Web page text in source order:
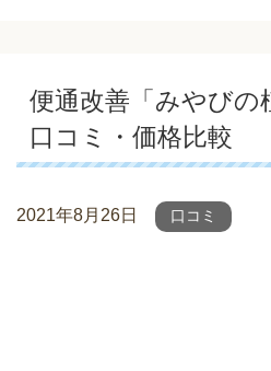
便通改善「みやびの
口コミ・価格比較
2021年8月26日 口コミ